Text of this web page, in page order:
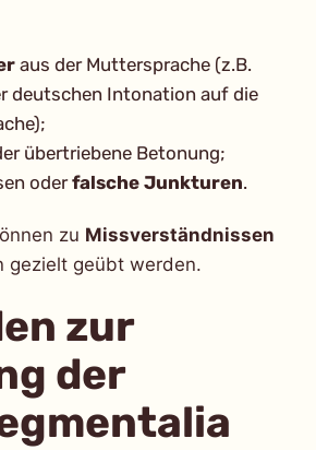
aus der Muttersprache (z.B.
deutschen Intonation auf die
übertriebene Betonung;
oderfalsche Junkturen.
zu Missverständnissen
gezielt geübt werden.
zur
der